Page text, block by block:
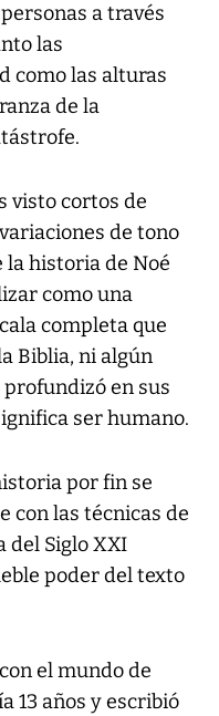
a través
las
como las alturas
de la
visto cortos de
de tono
la historia de Noé
como una
completa que
Biblia, ni algún
en sus
ser humano.
por fin se
con las técnicas de
del Siglo XXI
poder del texto
el mundo de
13 años y escribió